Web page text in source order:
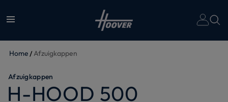
Home Afzuigkappen
Afzuigkappen
H-HOOD 500